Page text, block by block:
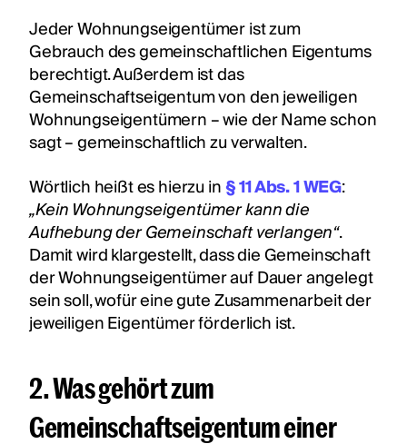
Jeder Wohnungseigentümer ist zum
Gebrauch des gemeinschaftlichen Eigentums
berechtigt. Außerdem ist das
Gemeinschaftseigentum von den jeweiligen
Wohnungseigentümern – wie der Name schon
sagt – gemeinschaftlich zu verwalten.
Wörtlich heißt es hierzu in§ 11 Abs. 1 WEG:
„Kein Wohnungseigentümer kann die
Aufhebung der Gemeinschaft verlangen“.
Damit wird klargestellt, dass die Gemeinschaft
der Wohnungseigentümer auf Dauer angelegt
sein soll, wofür eine gute Zusammenarbeit der
jeweiligen Eigentümer förderlich ist.
2. Was gehört zum
Gemeinschaftseigentum einer